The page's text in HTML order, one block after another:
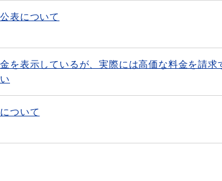
表について
を表示しているが、実際には高価な料金を請求
ついて